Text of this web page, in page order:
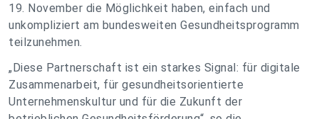
19. November die Möglichkeit haben, einfach und
unkompliziert am bundesweiten Gesundheitsprogramm
teilzunehmen.
„Diese Partnerschaft ist ein starkes Signal: für digitale
Zusammenarbeit, für gesundheitsorientierte
Unternehmenskultur und für die Zukunft der